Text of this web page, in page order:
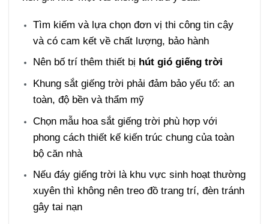
Tìm kiếm và lựa chọn đơn vị thi công tin cậy
và có cam kết về chất lượng, bảo hành
Nên bố trí thêm thiết bị hút gió giếng trời
Khung sắt giếng trời phải đảm bảo yếu tố: an
toàn, độ bền và thẩm mỹ
Chọn mẫu hoa sắt giếng trời phù hợp với
phong cách thiết kế kiến trúc chung của toàn
bộ căn nhà
Nếu đáy giếng trời là khu vực sinh hoạt thường
xuyên thì không nên treo đồ trang trí, đèn tránh
gây tai nạn